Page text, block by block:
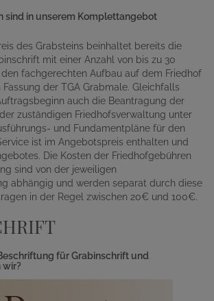
sind in unserem Komplettangebot
des Grabsteins beinhaltet bereits die
mit einer Anzahl von bis zu 30
fachgerechten Aufbau auf dem Friedhof
der TGA Grabmale. Gleichfalls
auch die Beantragung der
zuständigen Friedhofsverwaltung unter
und Fundamentpläne für den
ist im Angebotspreis enthalten und
Die Kosten der Friedhofgebühren
sind von der jeweiligen
abhängig und werden separat durch diese
in der Regel zwischen 20€ und 100€.
für Grabinschrift und
wir?